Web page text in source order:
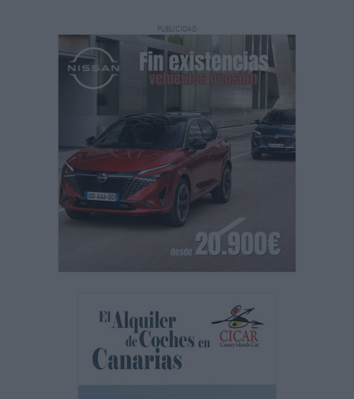
PUBLICIDAD